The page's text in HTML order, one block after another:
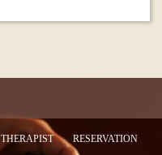
THERAPIST RESERVATION